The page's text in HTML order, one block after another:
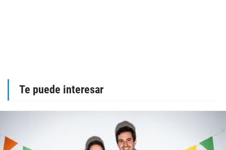
Te puede interesar